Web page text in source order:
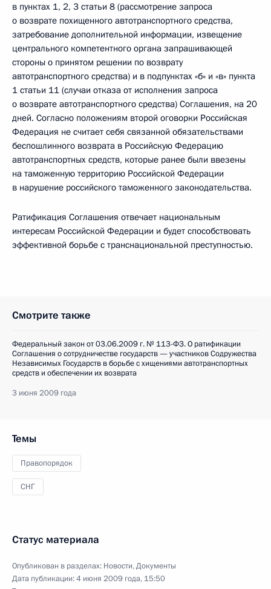
в пунктах 1, 2, 3 статьи 8 (рассмотрение запроса
о возврате похищенного автотранспортного средства,
затребование дополнительной информации, извещение
центрального компетентного органа запрашивающей
стороны о принятом решении по возврату
автотранспортного средства) и в подпунктах «б» и «в» пункта
1 статьи 11 (случаи отказа от исполнения запроса
о возврате автотранспортного средства) Соглашения, на 20
дней. Согласно положениям второй оговорки Российская
Федерация не считает себя связанной обязательствами
беспошлинного возврата в Российскую Федерацию
автотранспортных средств, которые ранее были ввезены
на таможенную территорию Российской Федерации
в нарушение российского таможенного законодательства.
Ратификация Соглашения отвечает национальным
интересам Российской Федерации и будет способствовать
эффективной борьбе с транснациональной преступностью.
Смотрите также
Федеральный закон от 03.06.2009 г. № 113-ФЗ. О ратификации
Соглашения о сотрудничестве государств — участников Содружества
Независимых Государств в борьбе с хищениями автотранспортных
средств и обеспечении их возврата
3 июня 2009 года
Темы
Правопорядок
СНГ
Статус материала
Опубликован в разделах: Новости,Документы
Дата публикации:4 июня 2009 года, 15:50